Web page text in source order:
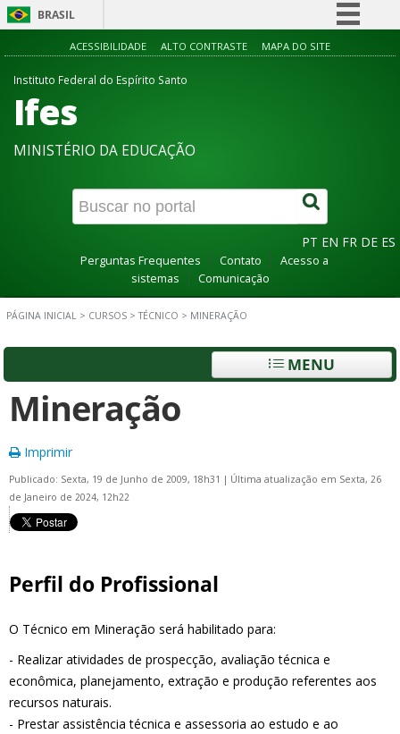
BRASIL
Simplifique!
Canais
ACESSIBILIDADE ALTO CONTRASTE MAPA DO SITE
Instituto Federal do Espírito Santo
Ifes
MINISTÉRIO DA EDUCAÇÃO
PT EN FR DE ES
Perguntas Frequentes Contato
Acesso a
sistemas
Comunicação
PÁGINA INICIAL > CURSOS >TÉCNICO > MINERAÇÃO
MENU
Mineração
Imprimir
Publicado: Sexta, 19 de Junho de 2009, 18h31 | Última atualização em Sexta, 26
de Janeiro de 2024, 12h22
Perfil do Profissional
O Técnico em Mineração será habilitado para:
- Realizar atividades de prospecção, avaliação técnica e
econômica, planejamento, extração e produção referentes aos
recursos naturais.
- Prestar assistência técnica e assessoria ao estudo e ao